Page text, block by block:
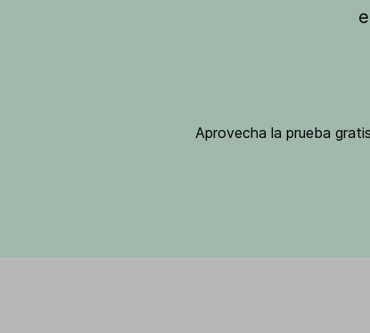
Aprovecha la prueba